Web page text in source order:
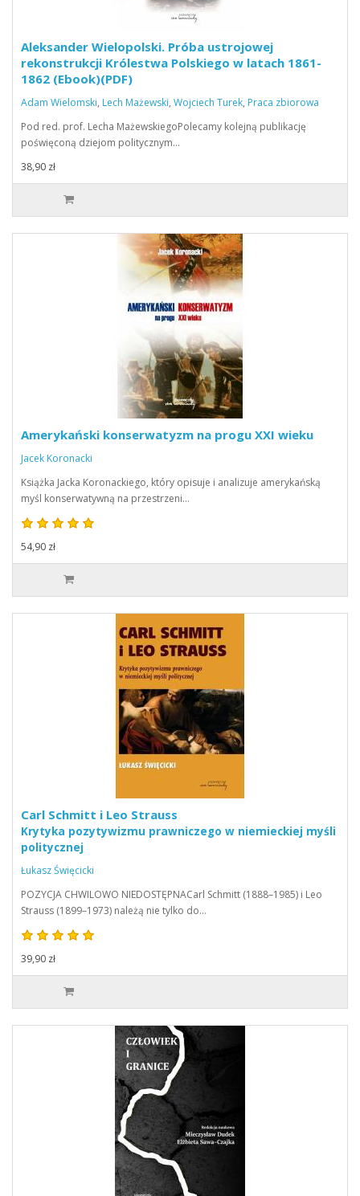
Aleksander Wielopolski. Próba ustrojowej
rekonstrukcji Królestwa Polskiego w latach 1861-
1862 (Ebook)(PDF)
Adam Wielomski, Lech Mażewski, Wojciech Turek, Praca zbiorowa
Pod red. prof. Lecha MażewskiegoPolecamy kolejną publikację
poświęconą dziejom politycznym…
38,90 zł
Amerykański konserwatyzm na progu XXI wieku
Jacek Koronacki
Książka Jacka Koronackiego, który opisuje i analizuje amerykańską
myśl konserwatywną na przestrzeni…
54,90 zł
Carl Schmitt i Leo Strauss
Krytyka pozytywizmu prawniczego w niemieckiej myśli
politycznej
Łukasz Święcicki
POZYCJA CHWILOWO NIEDOSTĘPNACarl Schmitt (1888–1985) i Leo
Strauss (1899–1973) należą nie tylko do…
39,90 zł